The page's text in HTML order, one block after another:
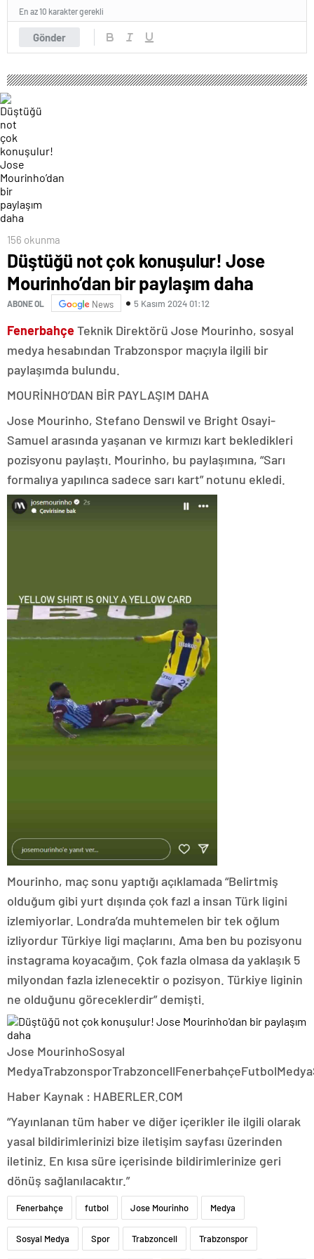
Gönder
En az 10 karakter gerekli
156 okunma
Düştüğü not çok konuşulur! Jose
Mourinho’dan bir paylaşım daha
ABONE OL News 5 Kasım 2024 01:12
FenerbahçeTeknik Direktörü Jose Mourinho, sosyal
medya hesabından Trabzonspor maçıyla ilgili bir
paylaşımda bulundu.
MOURİNHO’DAN BİR PAYLAŞIM DAHA
Jose Mourinho, Stefano Denswil ve Bright Osayi-
Samuel arasında yaşanan ve kırmızı kart bekledikleri
pozisyonu paylaştı. Mourinho, bu paylaşımına, “Sarı
formalıya yapılınca sadece sarı kart” notunu ekledi.
Mourinho, maç sonu yaptığı açıklamada “Belirtmiş
olduğum gibi yurt dışında çok fazl a insan Türk ligini
izlemiyorlar. Londra’da muhtemelen bir tek oğlum
izliyordur Türkiye ligi maçlarını. Ama ben bu pozisyonu
instagrama koyacağım. Çok fazla olmasa da yaklaşık 5
milyondan fazla izlenecektir o pozisyon. Türkiye liginin
ne olduğunu göreceklerdir” demişti.
Jose MourinhoSosyal
Haber Kaynak : HABERLER.COM
“Yayınlanan tüm haber ve diğer içerikler ile ilgili olarak
yasal bildirimlerinizi bize iletişim sayfası üzerinden
iletiniz. En kısa süre içerisinde bildirimlerinize geri
dönüş sağlanılacaktır.”
Fenerbahçe futbol Jose Mourinho Medya
Sosyal Medya Spor Trabzoncell Trabzonspor